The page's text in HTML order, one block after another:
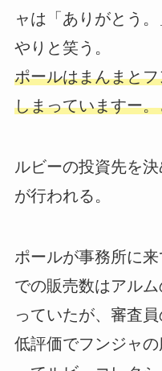
ャは「ありがとう
やりと笑う。
ポールはまんまと
しまっていますー
ルビーの投資先を
が行われる。
ポールが事務所に
での販売数はアル
っていたが、審査
低評価でフンジャ